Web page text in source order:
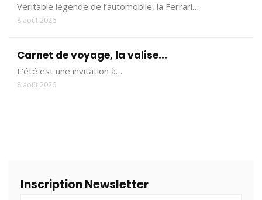
Véritable légende de l’automobile, la Ferrari…
8 août 2026
Carnet de voyage, la valise...
L’été est une invitation à…
8 août 2026
Inscription Newsletter